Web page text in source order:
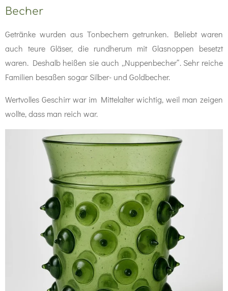
Becher
Getränke wurden aus Tonbechern getrunken. Beliebt waren
auch teure Gläser, die rundherum mit Glasnoppen besetzt
waren. Deshalb heißen sie auch „Nuppenbecher“. Sehr reiche
Familien besaßen sogar Silber- und Goldbecher.
Wertvolles Geschirr war im Mittelalter wichtig, weil man zeigen
wollte, dass man reich war.